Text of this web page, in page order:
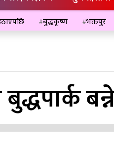
बुद्धकृष्ण भक्तपुर